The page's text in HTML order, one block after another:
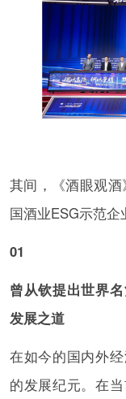
其间，《酒眼观酒
国酒业ESG示范企
01
曾从钦提出世界
发展之道
在如今的国内外
的发展纪元。在